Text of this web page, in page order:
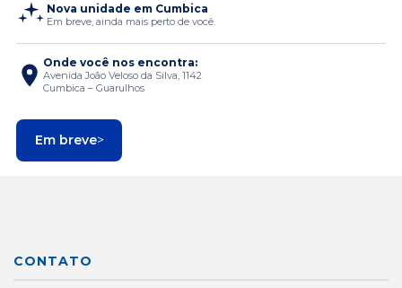
Nova unidade em Cumbica
Em breve, ainda mais perto de você.
Onde você nos encontra:
Avenida João Veloso da Silva, 1142
Cumbica – Guarulhos
Em breve>
CONTATO